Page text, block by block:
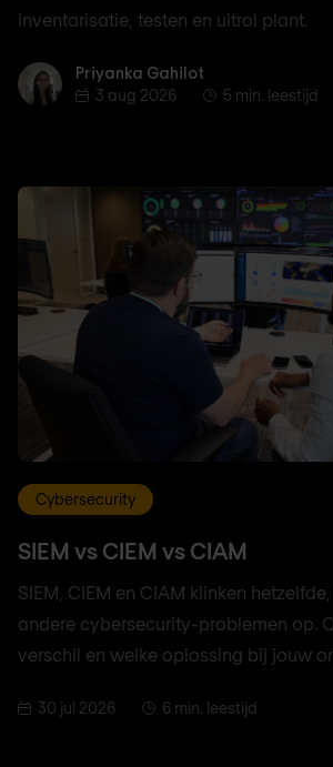
inventarisatie, testen en uitrol plant.
Priyanka Gahilot
Priyanka Gahilot
3 aug 2026
5 min. leestijd
Cybersecurity
SIEM vs CIEM vs CIAM
SIEM, CIEM en CIAM klinken
andere cybersecurity-problemen op.
verschil en welke oplossing bij jouw
30 jul 2026 6 min. leestijd